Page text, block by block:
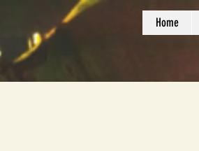
Home